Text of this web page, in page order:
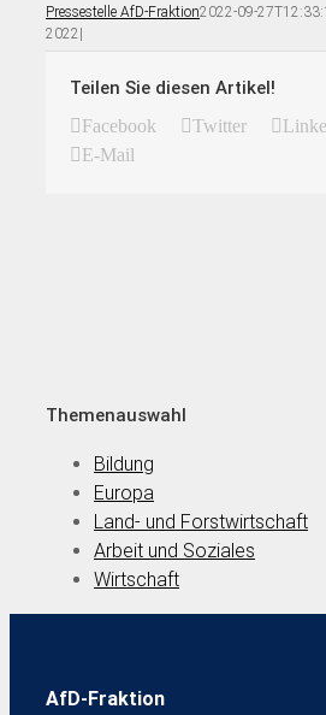
Pressestelle AfD-Fraktion2022-09-
2022 |
Teilen Sie diesen Artikel!
Facebook Twitter
E-Mail
Themenauswahl
Bildung
Europa
Land- und Forstwirtschaft
Arbeit und Soziales
Wirtschaft
AfD-Fraktion